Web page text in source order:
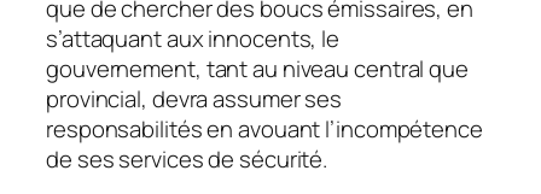
que de chercher des boucs émissaires, en
s’attaquant aux innocents, le
gouvernement, tant au niveau central que
provincial, devra assumer ses
responsabilités en avouant l’incompétence
de ses services de sécurité.